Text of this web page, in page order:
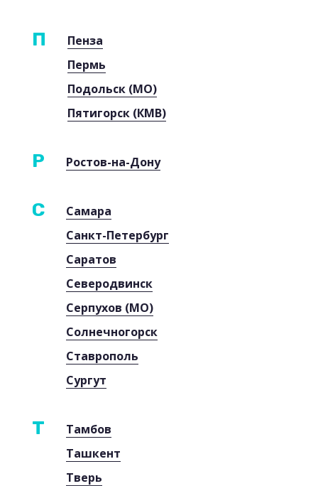
П
Пенза
Пермь
Подольск (МО)
Пятигорск (КМВ)
Р Ростов-на-Дону
С
Самара
Санкт-Петербург
Саратов
Северодвинск
Серпухов (МО)
Солнечногорск
Ставрополь
Сургут
Т
Тамбов
Ташкент
Тверь